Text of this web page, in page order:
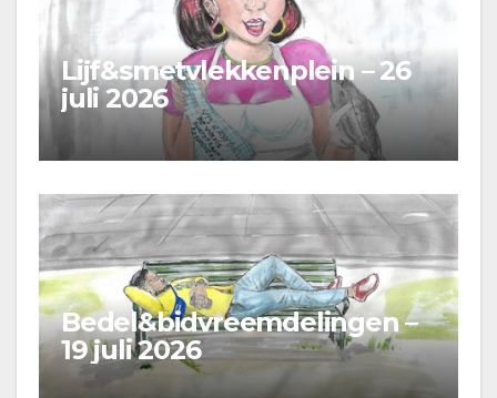
Lijf&smetvlekkenplein – 26
juli 2026
Bedel&bidvreemdelingen –
19 juli 2026